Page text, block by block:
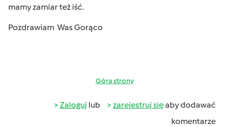
mamy zamiar też iść.
Pozdrawiam Was Gorąco
Góra strony
Zaloguj lub zarejestruj sięaby dodawać
komentarze